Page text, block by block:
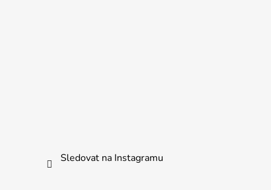
Sledovat na Instagramu